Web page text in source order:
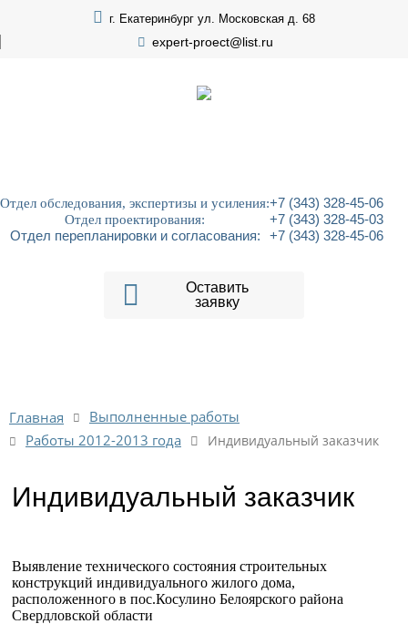
г. Екатеринбург ул. Московская д. 68
expert-proect@list.ru
Отдел обследования, экспертизы и усиления:+7 (343) 328-45-06
Отдел проектирования:
+7 (343) 328-45-03
Отдел перепланировки и согласования:
+7 (343) 328-45-06
Оставить
заявку
Главная
Выполненные работы
Работы 2012-2013 года
Индивидуальный заказчик
Индивидуальный заказчик
Выявление технического состояния строительных
конструкций индивидуального жилого дома,
расположенного в пос.Косулино Белоярского района
Свердловской области